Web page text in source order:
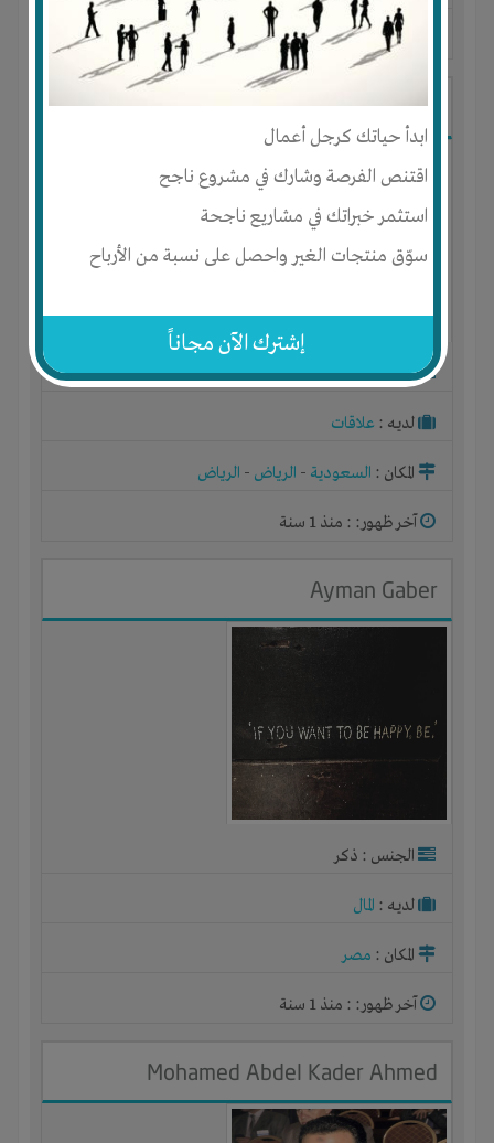
ابدأ حياتك كرجل أعمال
اقتنص الفرصة وشارك في مشروع ناجح
استثمر خبراتك في مشاريع ناجحة
سوّق منتجات الغير واحصل على نسبة من الأرباح
إشترك الآن مجاناً
آخر ظهور: : منذ 1 سنة
anaanas204 mohammad
الجنس : ذكر
لديـه : علاقات
المكان : السعودية - الرياض - الرياض
آخر ظهور: : منذ 1 سنة
Ayman Gaber
الجنس : ذكر
لديـه : المال
المكان : مصر
آخر ظهور: : منذ 1 سنة
Mohamed Abdel Kader Ahmed